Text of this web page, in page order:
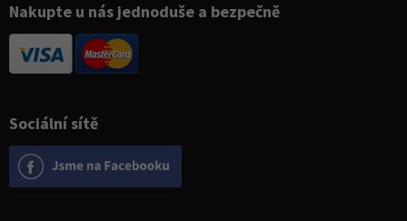
Sociální sítě
Nakupte u nás jednoduše a bezpečně